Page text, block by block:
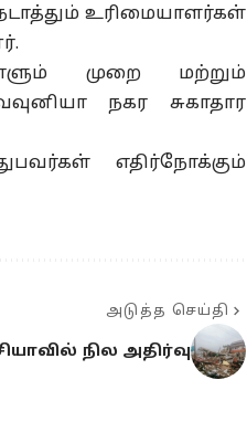
உரிமையாளர்கள்
முறை மற்றும்
நகர சுகாதார
எதிர்நோக்கும்
அடுத்த செய்தி
நில அதிர்வு